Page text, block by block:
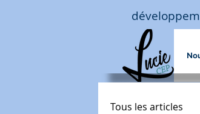
Tous les articles